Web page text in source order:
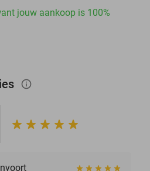
jouw aankoop is 100%
info_outlined